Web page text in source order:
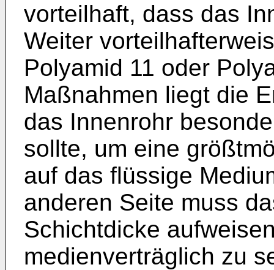
vorteilhaft, dass das
Weiter
Polyamid 11 oder
Maßnahmen liegt die
das Innenrohr
sollte, um eine
auf das flüssige
anderen Seite muss
Schichtdicke
medienverträglich zu